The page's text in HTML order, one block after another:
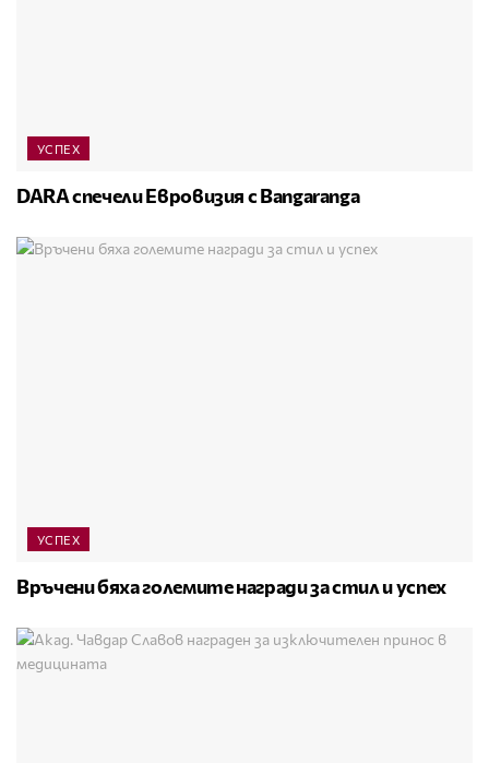
УСПЕХ
DARA спечели Евровизия с Bangaranga
УСПЕХ
Връчени бяха големите награди за стил и успех